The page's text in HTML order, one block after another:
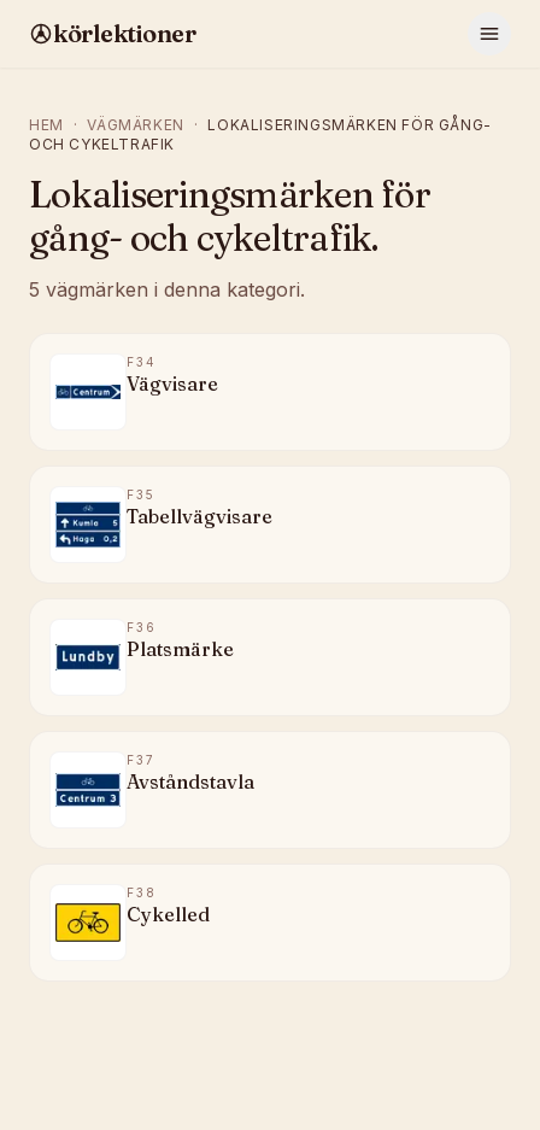
körlektioner
HEM · VÄGMÄRKEN ·
LOKALISERINGSMÄRKEN FÖR GÅNG-
OCH CYKELTRAFIK
Lokaliseringsmärken för
gång- och cykeltrafik.
5 vägmärken i denna kategori.
F34
Vägvisare
F35
Tabellvägvisare
F36
Platsmärke
F37
Avståndstavla
F38
Cykelled